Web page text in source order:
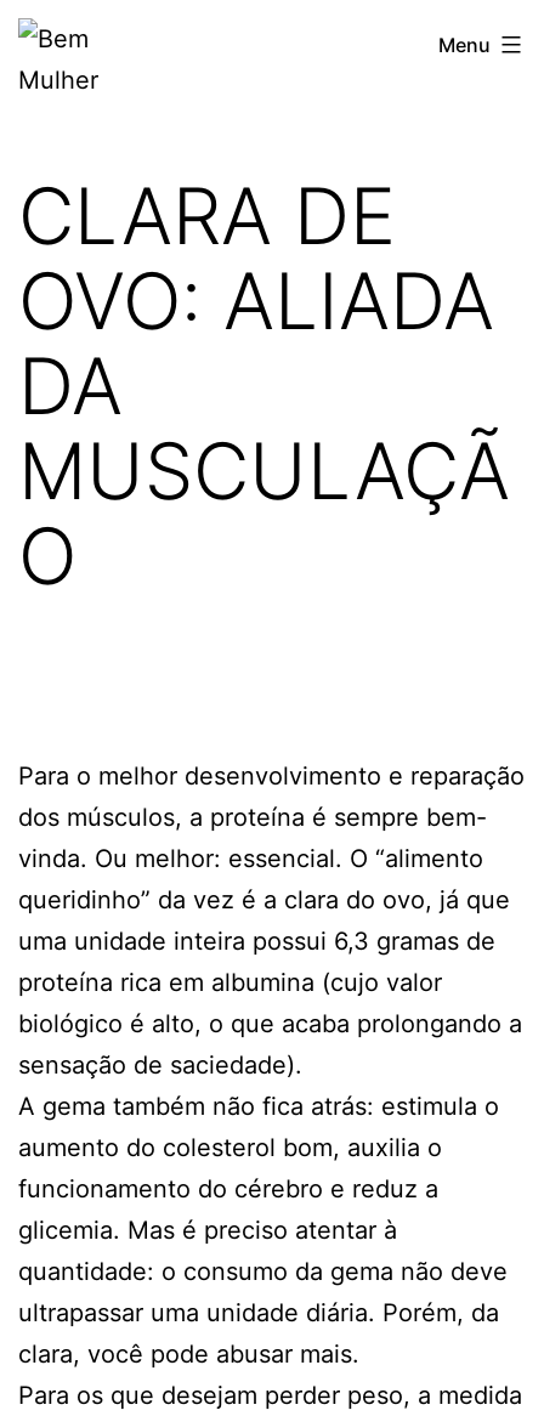
Pular
Bem
Mulher
Menu
CLARA DE
OVO: ALIADA
DA
MUSCULAÇÃ
O
Para o melhor desenvolvimento e reparação
dos músculos, a proteína é sempre bem-
vinda. Ou melhor: essencial. O “alimento
queridinho” da vez é a clara do ovo, já que
uma unidade inteira possui 6,3 gramas de
proteína rica em albumina (cujo valor
biológico é alto, o que acaba prolongando a
sensação de saciedade).
A gema também não fica atrás: estimula o
aumento do colesterol bom, auxilia o
funcionamento do cérebro e reduz a
glicemia. Mas é preciso atentar à
quantidade: o consumo da gema não deve
ultrapassar uma unidade diária. Porém, da
clara, você pode abusar mais.
Para os que desejam perder peso, a medida